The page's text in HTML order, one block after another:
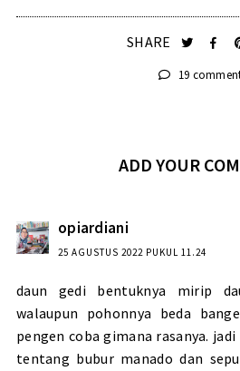
SHARE
19
ADD YOUR
opiardiani
25 AGUSTUS 2022 PUKUL 11.24
daun gedi bentuknya mirip
walaupun pohonnya beda
pengen coba gimana rasanya.
tentang bubur manado dan